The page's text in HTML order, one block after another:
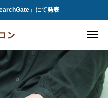
」にて発表